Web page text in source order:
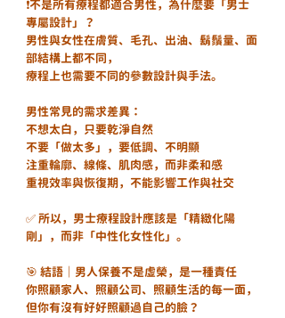
❗️不是所有療程都適合男性，為什麼要「男士
專屬設計」？
男性與女性在膚質、毛孔、出油、鬍鬚量、面
部結構上都不同，
療程上也需要不同的參數設計與手法。
男性常見的需求差異：
不想太白，只要乾淨自然
不要「做太多」，要低調、不明顯
注重輪廓、線條、肌肉感，而非柔和感
重視效率與恢復期，不能影響工作與社交
✅ 所以，男士療程設計應該是「精緻化陽
剛」，而非「中性化女性化」。
🎯 結語｜男人保養不是虛榮，是一種責任
你照顧家人、照顧公司、照顧生活的每一面，
但你有沒有好好照顧過自己的臉？